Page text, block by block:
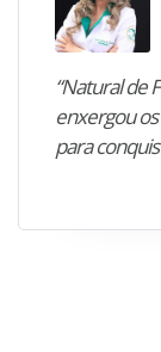
“Natural de
enxergou
para